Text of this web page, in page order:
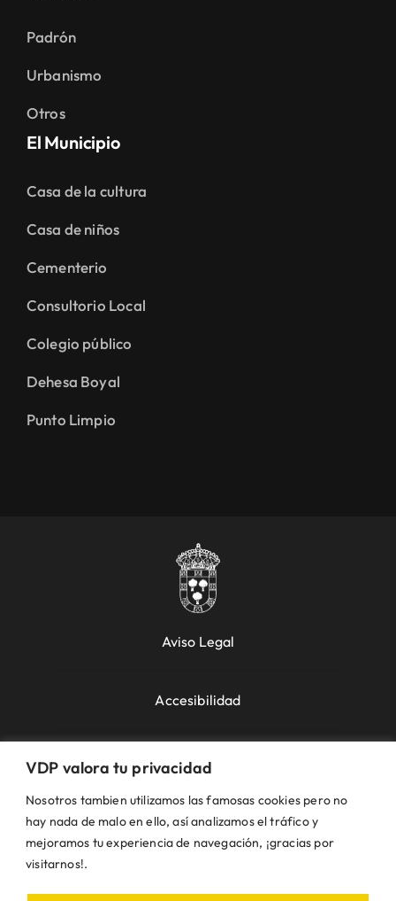
VDP valora tu privacidad
Nosotros tambien utilizamos las famosas cookies pero no
hay nada de malo en ello, así analizamos el tráfico y
mejoramos tu experiencia de navegación, ¡gracias por
visitarnos!.
Padrón
Urbanismo
Otros
El Municipio
Casa de la cultura
Casa de niños
Cementerio
Consultorio Local
Colegio público
Dehesa Boyal
Punto Limpio
Aviso Legal
Accesibilidad
Política de Cookies
Política de Privacidad